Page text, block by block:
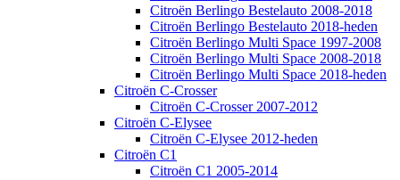
Citroën Berlingo Bestelauto 2008-2018
Citroën Berlingo Bestelauto 2018-heden
Citroën Berlingo Multi Space 1997-2008
Citroën Berlingo Multi Space 2008-2018
Citroën Berlingo Multi Space 2018-heden
Citroën C-Crosser
Citroën C-Crosser 2007-2012
Citroën C-Elysee
Citroën C-Elysee 2012-heden
Citroën C1
Citroën C1 2005-2014